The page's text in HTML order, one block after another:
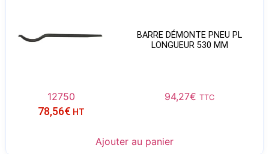
BARRE DÉMONTE PNEU PL
LONGUEUR 530 MM
12750 94,27€ TTC
78,56€ HT
Ajouter au panier